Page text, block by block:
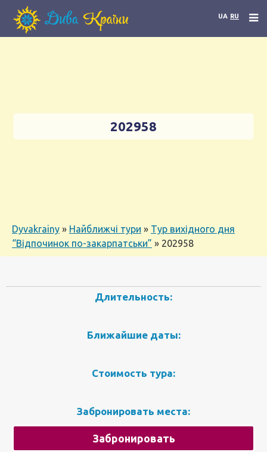
UA RU
202958
Dyvakrainy » Найближчі тури » Тур вихідного дня
“Відпочинок по-закарпатськи” » 202958
Длительность:
Ближайшие даты:
Стоимость тура:
Забронировать места:
Забронировать